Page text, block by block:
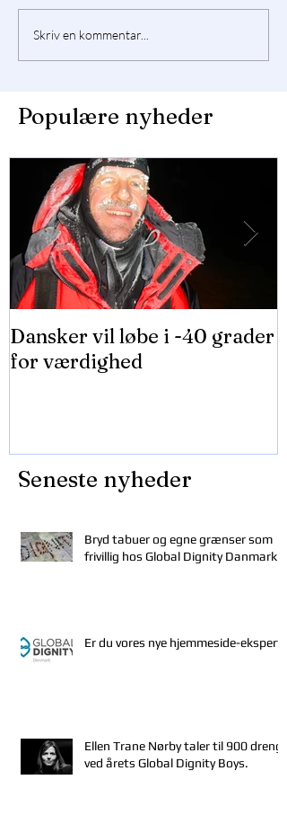
Skriv en kommentar...
Populære nyheder
Dansker vil løbe i -40 grader
for værdighed
Seneste nyheder
Bryd tabuer og egne grænser som
frivillig hos Global Dignity Danmark
Er du vores nye hjemmeside-ekspert?
Ellen Trane Nørby taler til 900 drenge
ved årets Global Dignity Boys.